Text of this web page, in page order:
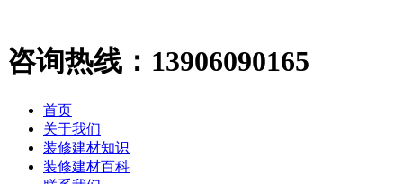
咨询热线： 13906090165
首页
关于我们
装修建材知识
装修建材百科